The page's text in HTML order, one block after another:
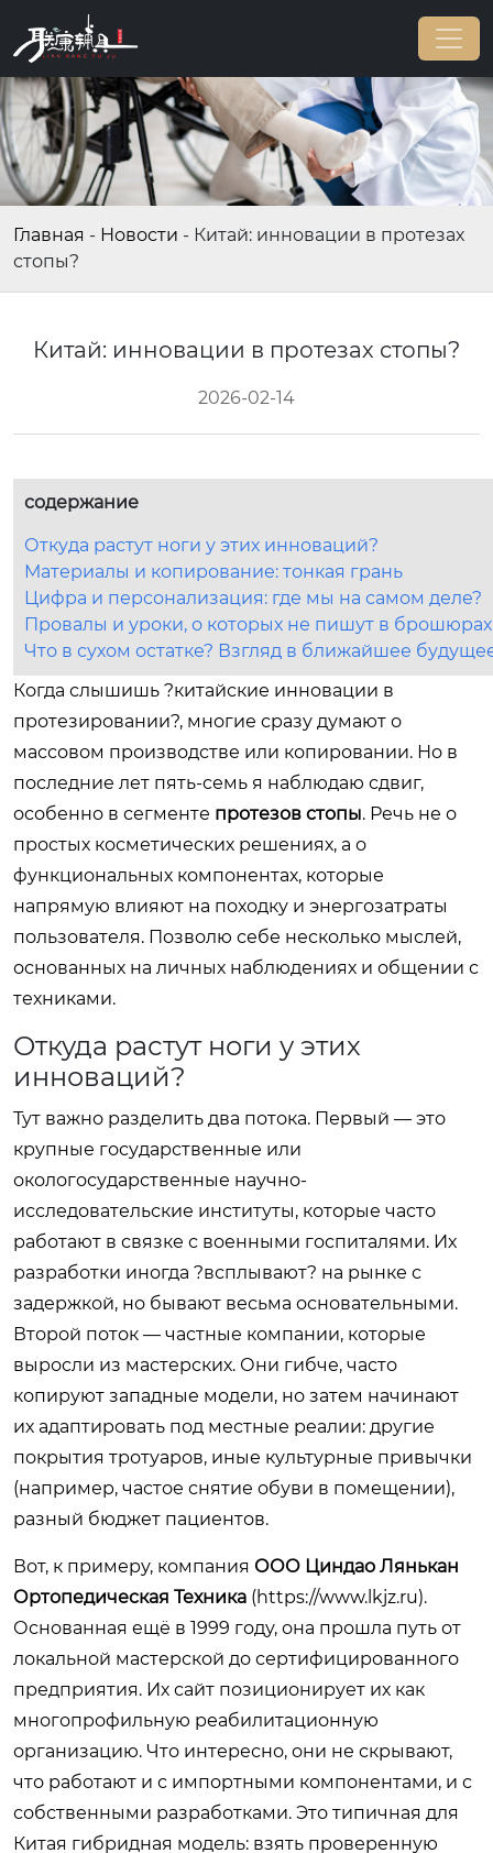
Главная - Новости - Китай: инновации в протезах
стопы?
Китай: инновации в протезах стопы?
2026-02-14
содержание
Откуда растут ноги у этих инноваций?
Материалы и копирование: тонкая грань
Цифра и персонализация: где мы на самом деле?
Провалы и уроки, о которых не пишут в брошюрах
Что в сухом остатке? Взгляд в ближайшее
Когда слышишь ?китайские инновации в
протезировании?, многие сразу думают о
массовом производстве или копировании. Но в
последние лет пять-семь я наблюдаю сдвиг,
особенно в сегменте протезов стопы. Речь не о
простых косметических решениях, а о
функциональных компонентах, которые
напрямую влияют на походку и энергозатраты
пользователя. Позволю себе несколько мыслей,
основанных на личных наблюдениях и общении с
техниками.
Откуда растут ноги у этих
инноваций?
Тут важно разделить два потока. Первый — это
крупные государственные или
окологосударственные научно-
исследовательские институты, которые часто
работают в связке с военными госпиталями. Их
разработки иногда ?всплывают? на рынке с
задержкой, но бывают весьма основательными.
Второй поток — частные компании, которые
выросли из мастерских. Они гибче, часто
копируют западные модели, но затем начинают
их адаптировать под местные реалии: другие
покрытия тротуаров, иные культурные привычки
(например, частое снятие обуви в помещении),
разный бюджет пациентов.
Вот, к примеру, компания ООО Циндао Лянькан
Ортопедическая Техника (https://www.lkjz.ru).
Основанная ещё в 1999 году, она прошла путь от
локальной мастерской до сертифицированного
предприятия. Их сайт позиционирует их как
многопрофильную реабилитационную
организацию. Что интересно, они не скрывают,
что работают и с импортными компонентами, и с
собственными разработками. Это типичная для
Китая гибридная модель: взять проверенную